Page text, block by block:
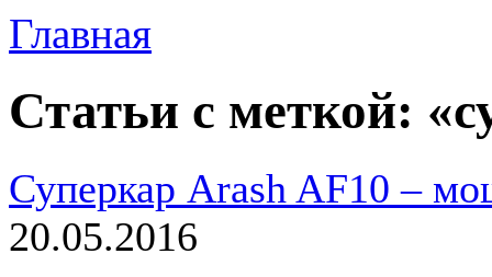
Главная
Статьи с меткой:
Суперкар Arash AF10 –
20.05.2016